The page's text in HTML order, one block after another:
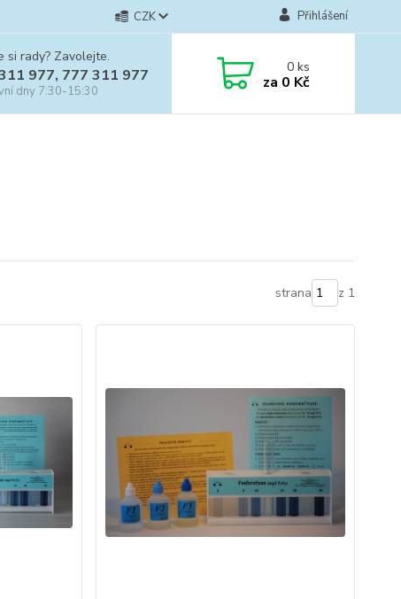
CZK Přihlášení
si rady? Zavolejte.
977, 777 311 977
dny 7:30-15:30
0ks
za 0 Kč
strana z 1